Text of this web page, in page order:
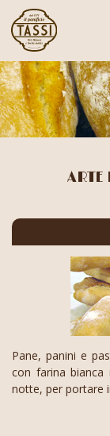
ARTE
Pane, panini e
con farina
notte, per portare